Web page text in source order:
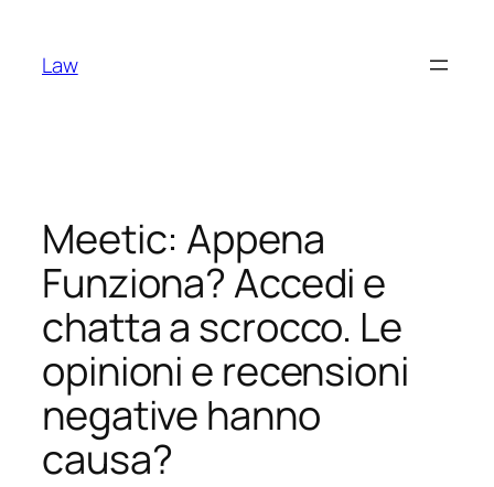
content
Law
Meetic: Appena
Funziona? Accedi e
chatta a scrocco. Le
opinioni e recensioni
negative hanno
causa?